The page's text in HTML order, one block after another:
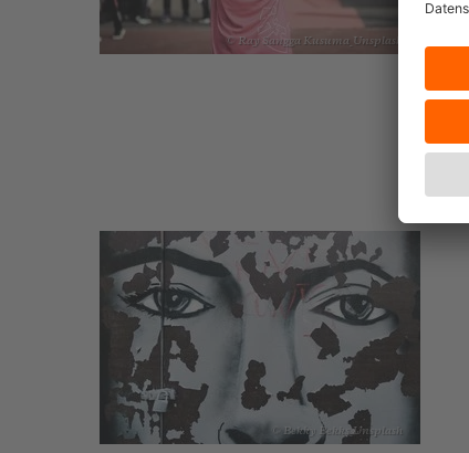
© Ray Sangga Kusuma_Unsplash
© Bekky Bekks_Unsplash